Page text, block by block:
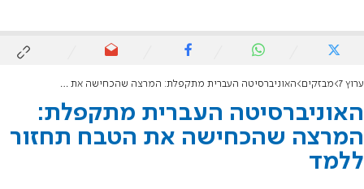
ערוץ 7 מבזקים האוניברסיטה העברית מתקפלת: המרצה שהכחישה את הטבח תחזור ללמד
האוניברסיטה העברית מתקפלת:
המרצה שהכחישה את הטבח תחזור
ללמד